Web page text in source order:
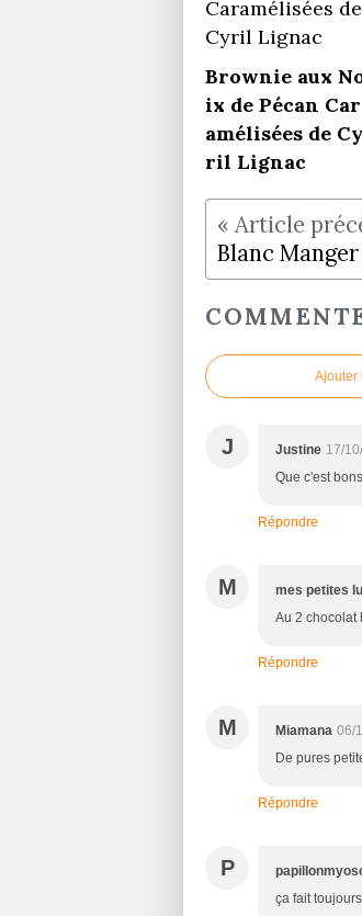
Brownie aux
ix de Pécan Car
amélisées de Cy
ril Lignac
Ajouter
J Justine 17/
Que c'est
Répondre
M mes petites
Au 2 chocolat
Répondre
M Miamana 06/
De pures
Répondre
P
ça fait